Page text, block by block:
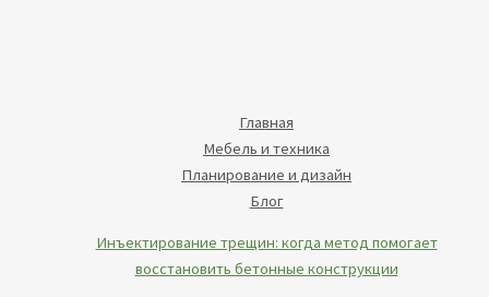
Главная
Мебель и техника
Планирование и дизайн
Блог
Инъектирование трещин: когда метод помогает
восстановить бетонные конструкции